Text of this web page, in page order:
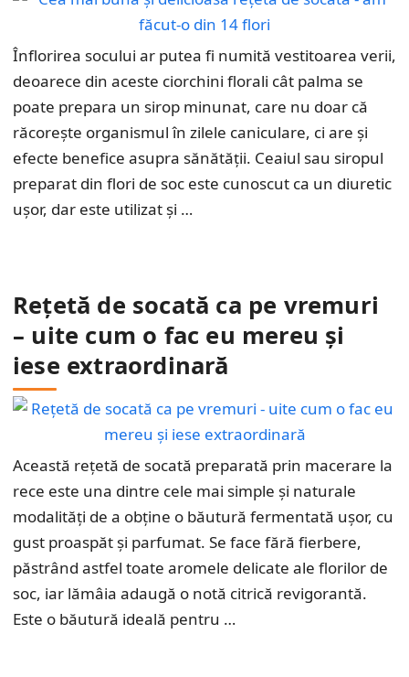
Înflorirea socului ar putea fi numită vestitoarea verii,
deoarece din aceste ciorchini florali cât palma se
poate prepara un sirop minunat, care nu doar că
răcorește organismul în zilele caniculare, ci are și
efecte benefice asupra sănătății. Ceaiul sau siropul
preparat din flori de soc este cunoscut ca un diuretic
ușor, dar este utilizat și …
Rețetă de socată ca pe vremuri
– uite cum o fac eu mereu și
iese extraordinară
Această rețetă de socată preparată prin macerare la
rece este una dintre cele mai simple și naturale
modalități de a obține o băutură fermentată ușor, cu
gust proaspăt și parfumat. Se face fără fierbere,
păstrând astfel toate aromele delicate ale florilor de
soc, iar lămâia adaugă o notă citrică revigorantă.
Este o băutură ideală pentru …